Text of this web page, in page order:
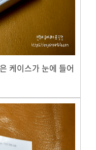
케이스가 눈에 들어